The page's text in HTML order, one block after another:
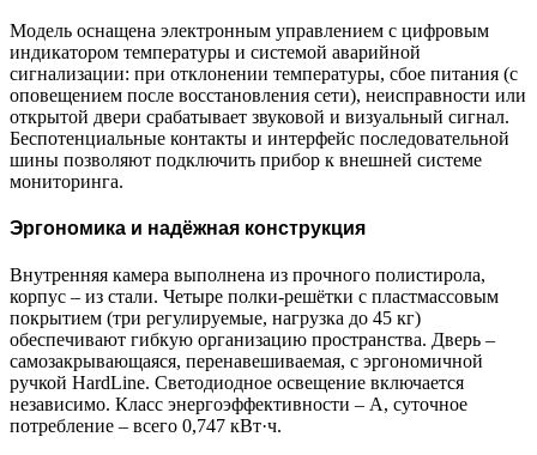
Модель оснащена электронным управлением с цифровым
индикатором температуры и системой аварийной
сигнализации: при отклонении температуры, сбое питания (с
оповещением после восстановления сети), неисправности или
открытой двери срабатывает звуковой и визуальный сигнал.
Беспотенциальные контакты и интерфейс последовательной
шины позволяют подключить прибор к внешней системе
мониторинга.
Эргономика и надёжная конструкция
Внутренняя камера выполнена из прочного полистирола,
корпус – из стали. Четыре полки-решётки с пластмассовым
покрытием (три регулируемые, нагрузка до 45 кг)
обеспечивают гибкую организацию пространства. Дверь –
самозакрывающаяся, перенавешиваемая, с эргономичной
ручкой HardLine. Светодиодное освещение включается
независимо. Класс энергоэффективности – А, суточное
потребление – всего 0,747 кВт·ч.